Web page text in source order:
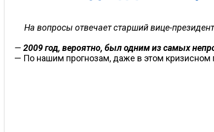
На вопросы отвечает старший вице-
— 2009 год, вероятно, был одним из самых
— По нашим прогнозам, даже в этом кризисном